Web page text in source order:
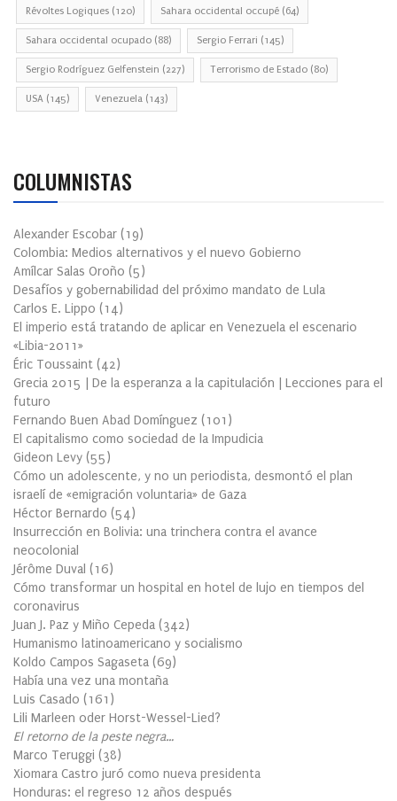
Révoltes Logiques (120) Sahara occidental occupé (64)
Sahara occidental ocupado (88) Sergio Ferrari (145)
Sergio Rodríguez Gelfenstein (227) Terrorismo de Estado (80)
USA (145) Venezuela (143)
COLUMNISTAS
Alexander Escobar (19)
Colombia: Medios alternativos y el nuevo Gobierno
Amílcar Salas Oroño (5)
Desafíos y gobernabilidad del próximo mandato de Lula
Carlos E. Lippo (14)
El imperio está tratando de aplicar en Venezuela el escenario
«Libia-2011»
Éric Toussaint (42)
Grecia 2015 | De la esperanza a la capitulación | Lecciones para el
futuro
Fernando Buen Abad Domínguez (101 )
El capitalismo como sociedad de la Impudicia
Gideon Levy (55)
Cómo un adolescente, y no un periodista, desmontó el plan
israelí de «emigración voluntaria» de Gaza
Héctor Bernardo (54)
Insurrección en Bolivia: una trinchera contra el avance
neocolonial
Jérôme Duval (16)
Cómo transformar un hospital en hotel de lujo en tiempos del
coronavirus
Juan J. Paz y Miño Cepeda (342)
Humanismo latinoamericano y socialismo
Koldo Campos Sagaseta (69)
Había una vez una montaña
Luis Casado (161 )
Lili Marleen oder Horst-Wessel-Lied?
El retorno de la peste negra…
Marco Teruggi (38)
Xiomara Castro juró como nueva presidenta
Honduras: el regreso 12 años después